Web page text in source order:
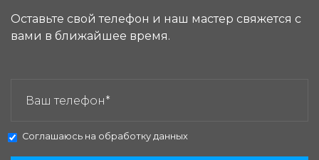
Оставьте свой телефон и наш мастер свяжется с
вами в ближайшее время.
Соглашаюсь на обработку данных